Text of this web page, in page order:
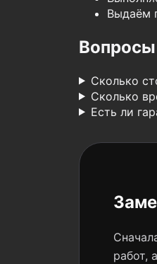
Выдаём
Сколько
Сколько
Есть ли
работ,